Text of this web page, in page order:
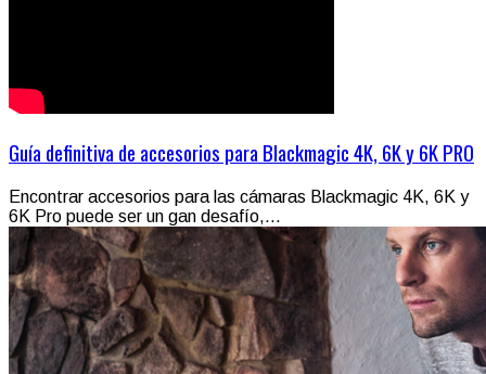
Guía definitiva de accesorios para Blackmagic 4K, 6K y 6K PRO
Encontrar accesorios para las cámaras Blackmagic 4K, 6K y
6K Pro puede ser un gan desafío,...